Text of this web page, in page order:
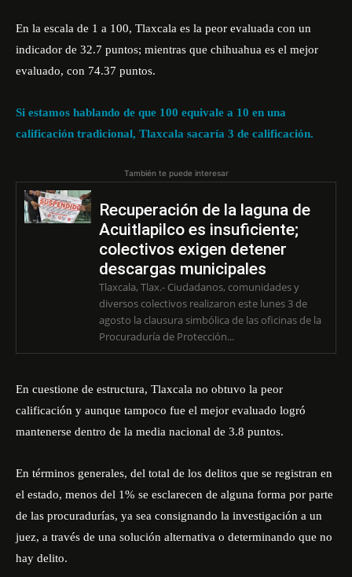
En la escala de 1 a 100, Tlaxcala es la peor evaluada con un
indicador de 32.7 puntos; mientras que chihuahua es el mejor
evaluado, con 74.37 puntos.
Si estamos hablando de que 100 equivale a 10 en una
calificación tradicional, Tlaxcala sacaría 3 de calificación.
También te puede interesar
Recuperación de la laguna de
Acuitlapilco es insuficiente;
colectivos exigen detener
descargas municipales
Tlaxcala, Tlax.- Ciudadanos, comunidades y
diversos colectivos realizaron este lunes 3 de
agosto la clausura simbólica de las oficinas de la
Procuraduría de Protección...
En cuestione de estructura, Tlaxcala no obtuvo la peor
calificación y aunque tampoco fue el mejor evaluado logró
mantenerse dentro de la media nacional de 3.8 puntos.
En términos generales, del total de los delitos que se registran en
el estado, menos del 1% se esclarecen de alguna forma por parte
de las procuradurías, ya sea consignando la investigación a un
juez, a través de una solución alternativa o determinando que no
hay delito.